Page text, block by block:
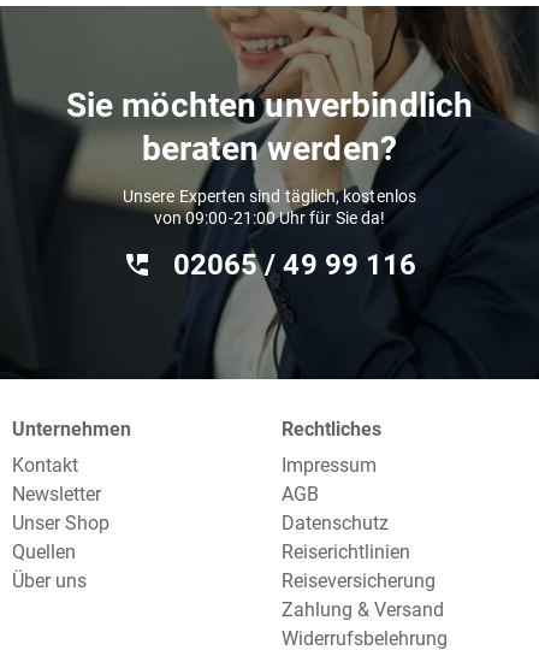
Sie möchten unverbindlich
beraten werden?
Unsere Experten sind täglich, kostenlos
von 09:00-21:00 Uhr für Sie da!
02065 / 49 ‌99 116
Unternehmen
Kontakt
Newsletter
Unser Shop
Quellen
Über uns
Rechtliches
Impressum
AGB
Datenschutz
Reiserichtlinien
Reiseversicherung
Zahlung & Versand
Widerrufsbelehrung